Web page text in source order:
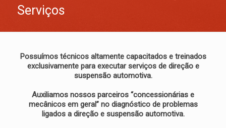
Serviços
Possuímos técnicos altamente capacitados e treinados
exclusivamente para executar serviços de direção e
suspensão automotiva.
Auxiliamos nossos parceiros “concessionárias e
mecânicos em geral” no diagnóstico de problemas
ligados a direção e suspensão automotiva.